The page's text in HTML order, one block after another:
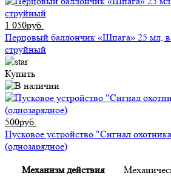
1 050руб.
Перцовый баллончик «Шпага» 25 мл,
струйный
Купить
500руб.
Пусковое устройство "Сигнал
(однозарядное)
Механизм действия